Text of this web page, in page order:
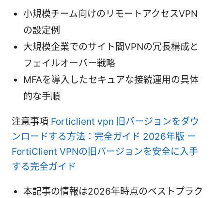
小規模チーム向けのリモートアクセスVPN
の設定例
大規模企業でのサイト間VPNの冗長構成と
フェイルオーバー戦略
MFAを導入したセキュアな接続運用の具体
的な手順
注意事項 Forticlient vpn 旧バージョンをダウ
ンロードする方法：完全ガイド 2026年版 ー
FortiClient VPNの旧バージョンを安全に入手
する完全ガイド
本記事の情報は2026年時点のベストプラク